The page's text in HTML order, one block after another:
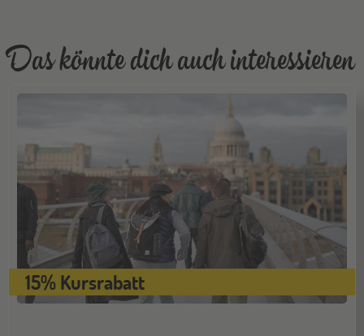
10
OKT
Gräfelfing
Jugendbildungsmesse JuBi
17
OKT
Stuttgart
Jugendbildungsmesse JuBi
Das könnte dich auch interessieren
15% Kursrabatt